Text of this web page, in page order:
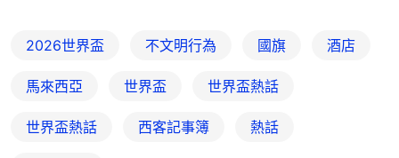
2026世界盃 不文明行為 國旗 酒店
馬來西亞 世界盃 世界盃熱話
世界盃熱話 西客記事簿 熱話